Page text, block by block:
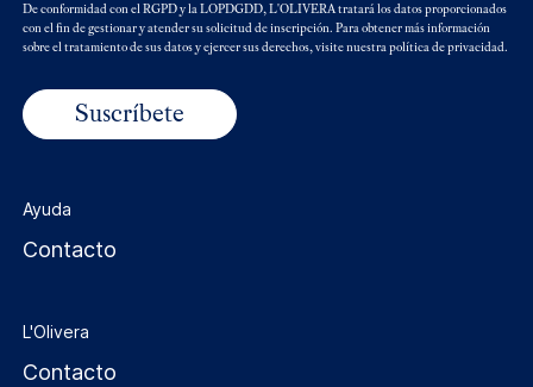
De conformidad con el RGPD y la LOPDGDD, L'OLIVERA tratará los datos proporcionados
con el fin de gestionar y atender su solicitud de inscripción. Para obtener más información
sobre el tratamiento de sus datos y ejercer sus derechos, visite nuestra política de privacidad.
Ayuda
Contacto
L'Olivera
Contacto